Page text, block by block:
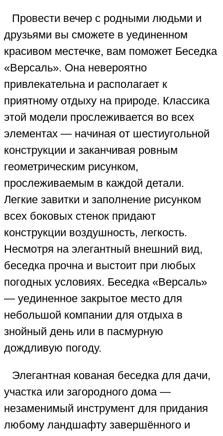
Провести вечер с родными людьми и
друзьями вы сможете в уединенном
красивом местечке, вам поможет Беседка
«Версаль». Она невероятно
привлекательна и располагает к
приятному отдыху на природе. Классика
этой модели прослеживается во всех
элементах — начиная от шестиугольной
конструкции и заканчивая ровным
геометрическим рисунком,
прослеживаемым в каждой детали.
Легкие завитки и заполнение рисунком
всех боковых стенок придают
конструкции воздушность, легкость.
Несмотря на элегантный внешний вид,
беседка прочна и выстоит при любых
погодных условиях. Беседка «Версаль»
— уединенное закрытое место для
небольшой компании для отдыха в
знойный день или в пасмурную
дождливую погоду.
Элегантная кованая беседка для дачи,
участка или загородного дома —
незаменимый инструмент для придания
любому ландшафту завершённого и